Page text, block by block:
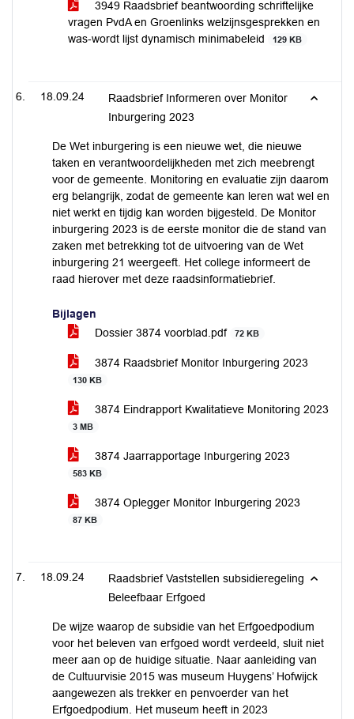
3949 Raadsbrief beantwoording schriftelijke
vragen PvdA en Groenlinks welzijnsgesprekken en
was-wordt lijst dynamisch minimabeleid
129 KB
18.09.24
Raadsbrief Informeren over Monitor
Inburgering 2023
De Wet inburgering is een nieuwe wet, die nieuwe
taken en verantwoordelijkheden met zich meebrengt
voor de gemeente. Monitoring en evaluatie zijn daarom
erg belangrijk, zodat de gemeente kan leren wat wel en
niet werkt en tijdig kan worden bijgesteld. De Monitor
inburgering 2023 is de eerste monitor die de stand van
zaken met betrekking tot de uitvoering van de Wet
inburgering 21 weergeeft. Het college informeert de
raad hierover met deze raadsinformatiebrief.
Bijlagen
Dossier 3874 voorblad.pdf
72 KB
3874 Raadsbrief Monitor Inburgering 2023
130 KB
3874 Eindrapport Kwalitatieve Monitoring 2023
3 MB
3874 Jaarrapportage Inburgering 2023
583 KB
3874 Oplegger Monitor Inburgering 2023
87 KB
18.09.24
Raadsbrief Vaststellen subsidieregeling
Beleefbaar Erfgoed
De wijze waarop de subsidie van het Erfgoedpodium
voor het beleven van erfgoed wordt verdeeld, sluit niet
meer aan op de huidige situatie. Naar aanleiding van
de Cultuurvisie 2015 was museum Huygens’ Hofwijck
aangewezen als trekker en penvoerder van het
Erfgoedpodium. Het museum heeft in 2023